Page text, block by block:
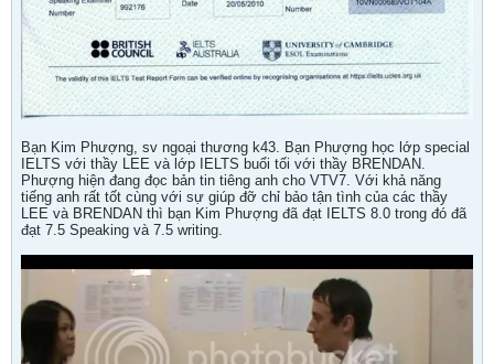
Bạn Kim Phượng, sv ngoại thương k43. Bạn Phượng học lớp special
IELTS với thầy LEE và lớp IELTS buổi tối với thầy BRENDAN.
Phượng hiện đang đọc bản tin tiêng anh cho VTV7. Với khả năng
tiếng anh rất tốt cùng với sự giúp đỡ chỉ bảo tận tình của các thầy
LEE và BRENDAN thì bạn Kim Phượng đã đạt IELTS 8.0 trong đó đã
đạt 7.5 Speaking và 7.5 writing.